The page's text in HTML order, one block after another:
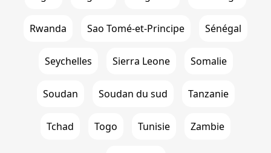
Rwanda Sao Tomé-et-Principe Sénégal
Seychelles Sierra Leone Somalie
Soudan Soudan du sud Tanzanie
Tchad Togo Tunisie Zambie